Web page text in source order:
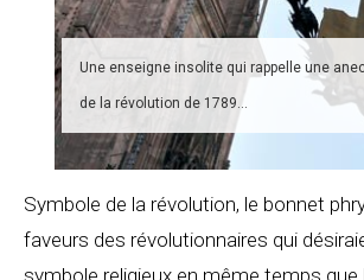
Une enseigne insolite qui rappelle une
de la révolution de 1789…
Symbole de la révolution, le bonnet
faveurs des révolutionnaires qui
symbole religieux en même temps que